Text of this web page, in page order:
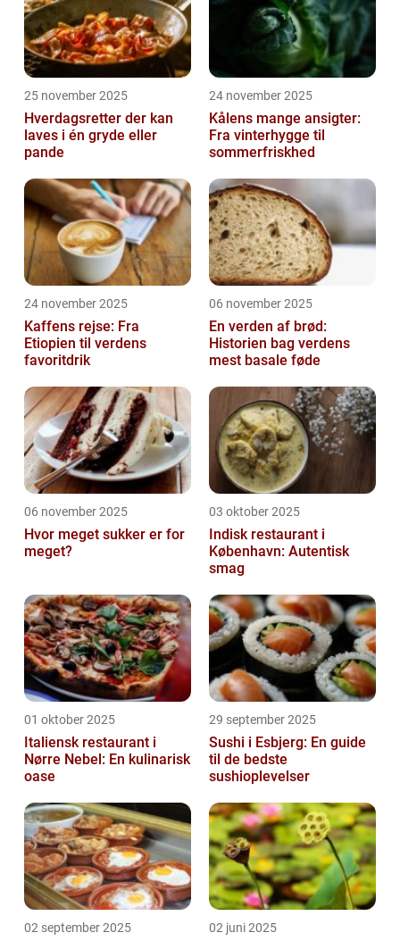
25 november 2025
Hverdagsretter der kan
laves i én gryde eller
pande
24 november 2025
Kålens mange ansigter:
Fra vinterhygge til
sommerfriskhed
24 november 2025
Kaffens rejse: Fra
Etiopien til verdens
favoritdrik
06 november 2025
En verden af brød:
Historien bag verdens
mest basale føde
06 november 2025
Hvor meget sukker er for
meget?
03 oktober 2025
Indisk restaurant i
København: Autentisk
smag
01 oktober 2025
Italiensk restaurant i
Nørre Nebel: En kulinarisk
oase
29 september 2025
Sushi i Esbjerg: En guide
til de bedste
sushioplevelser
02 september 2025 02 juni 2025